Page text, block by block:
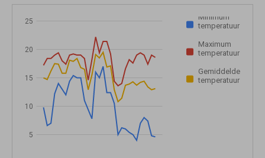
Minimum
temperatuur
Maximum
temperatuur
Gemiddelde
temperatuur
5
10
15
20
25